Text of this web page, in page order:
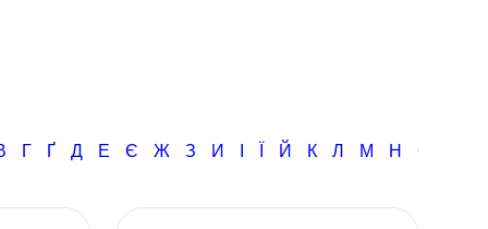
Г Ґ Д Е Є Ж З И І Ї Й К Л М Н О